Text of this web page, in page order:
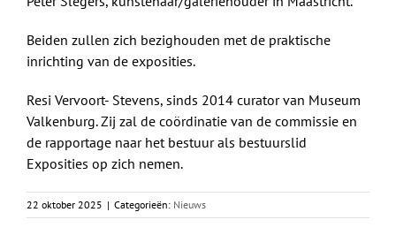
Beiden zullen zich bezighouden met de praktische
inrichting van de exposities.
Resi Vervoort- Stevens, sinds 2014 curator van Museum
Valkenburg. Zij zal de coördinatie van de commissie en
de rapportage naar het bestuur als bestuurslid
Exposities op zich nemen.
22 oktober 2025 | Categorieën: Nieuws